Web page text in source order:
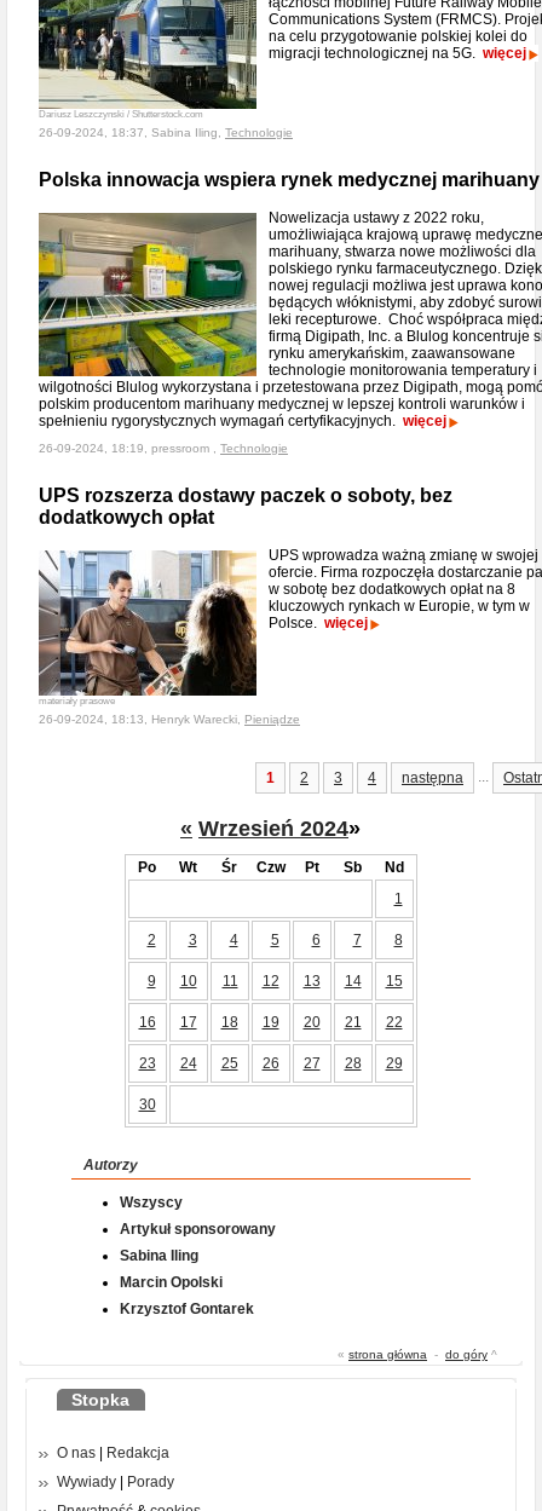
Dariusz Leszczynski / Shutterstock.com
Communications System (FRMCS).
na celu przygotowanie polskiej kolei do
migracji technologicznej na 5G. więcej
26-09-2024, 18:37, Sabina Iling, Technologie
Polska innowacja wspiera rynek medycznej marihuany
Nowelizacja ustawy z 2022 roku,
umożliwiająca krajową uprawę
marihuany, stwarza nowe możliwości dla
polskiego rynku farmaceutycznego.
nowej regulacji możliwa jest uprawa
będących włóknistymi, aby zdobyć
leki recepturowe. Choć współpraca
firmą Digipath, Inc. a Blulog koncentruje
rynku amerykańskim, zaawansowane
technologie monitorowania temperatury i
wilgotności Blulog wykorzystana i przetestowana przez Digipath, mogą
polskim producentom marihuany medycznej w lepszej kontroli warunków i
spełnieniu rygorystycznych wymagań certyfikacyjnych. więcej
26-09-2024, 18:19, pressroom , Technologie
UPS rozszerza dostawy paczek o soboty, bez
dodatkowych opłat
materiały prasowe
UPS wprowadza ważną zmianę w swojej
ofercie. Firma rozpoczęła dostarczanie
w sobotę bez dodatkowych opłat na 8
kluczowych rynkach w Europie, w tym w
Polsce. więcej
26-09-2024, 18:13, Henryk Warecki, Pieniądze
1 2 3 4 następna ...
« Wrzesień 2024»
Po Wt Śr Czw Pt Sb
Nd
1
2 3 4 5 6 7 8
9 10 11 12 13 14 15
16 17 18 19 20 21 22
23 24 25 26 27 28 29
30
Autorzy
Wszyscy
Artykuł sponsorowany
Sabina Iling
Marcin Opolski
Krzysztof Gontarek
« strona główna - do góry ^
Stopka
O nas | Redakcja
Wywiady | Porady